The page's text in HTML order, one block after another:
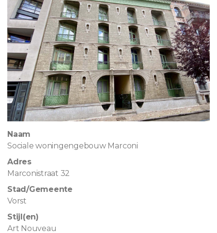
Naam
Sociale woningengebouw Marconi
Adres
Marconistraat 32
Stad/Gemeente
Vorst
Stijl(en)
Art Nouveau